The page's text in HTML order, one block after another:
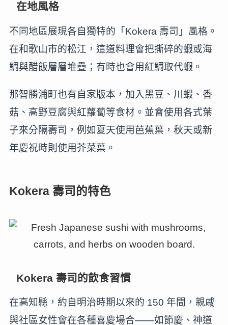
在地風格
不同地區展現各自獨特的「Kokera 壽司」風格。
在和歌山市的松江，這道料理會把撕碎的蝦或海
鯛與醋飯層層堆疊；有時也會用紅鯛取代蝦。
那智勝浦町也有自家版本，加入黑豆、川蝦、香
菇、高野豆腐與紅蘿蔔等食材。並會使用各式葉
子來分隔壽司，例如夏天使用芭蕉葉，秋天或新
年慶祝時則使用芥菜葉。
Kokera 壽司的特色
Kokera 壽司的飲食習慣
在高知縣，約自明治時期以來的 150 年間，親戚
與社區女性會在各種喜慶場合——如節慶、神道